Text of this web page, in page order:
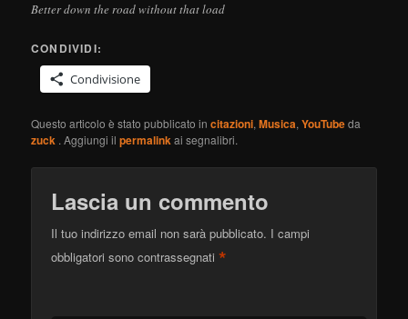
Better down the road without that load
CONDIVIDI:
Condivisione
Questo articolo è stato pubblicato incitazioni,Musica,YouTubeda
zuck . Aggiungi ilpermalinkai segnalibri.
Lascia un commento
Il tuo indirizzo email non sarà pubblicato. I campi
obbligatori sono contrassegnati*